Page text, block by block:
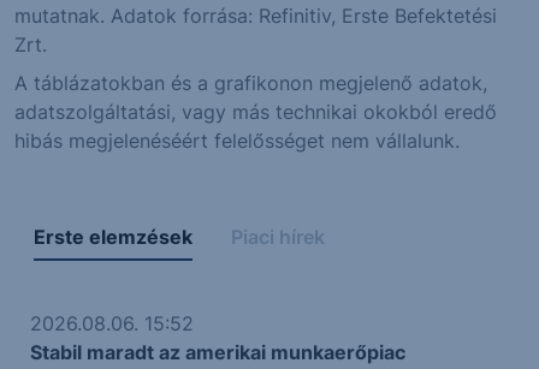
mutatnak. Adatok forrása: Refinitiv, Erste Befektetési
Zrt.
A táblázatokban és a grafikonon megjelenő adatok,
adatszolgáltatási, vagy más technikai okokból eredő
hibás megjelenéséért felelősséget nem vállalunk.
Erste elemzések Piaci hírek
2026.08.06. 15:52
Stabil maradt az amerikai munkaerőpiac